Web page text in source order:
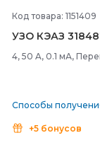
Код товара: 1151409
УЗО КЭАЗ
4, 50 A, 0.1 мА,
Способы
+5 бонусов